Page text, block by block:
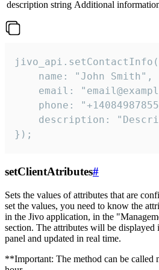
description string Additional
    name: "John Smith",
email:
phone:
description:
});
setClientAtributes#
Sets the values ​​of attributes that are
set the values, you need to know the
in the Jivo application, in the
section. The attributes will be
panel and updated in real time.
**Important: The method can be called